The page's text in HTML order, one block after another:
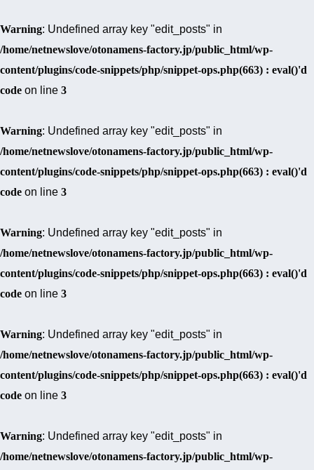
Warning: Undefined array key "edit_posts" in
/home/netnewslove/otonamens-factory.jp/public_html/wp-
content/plugins/code-snippets/php/snippet-ops.php(663) : eval()'d
code on line 3
Warning: Undefined array key "edit_posts" in
/home/netnewslove/otonamens-factory.jp/public_html/wp-
content/plugins/code-snippets/php/snippet-ops.php(663) : eval()'d
code on line 3
Warning: Undefined array key "edit_posts" in
/home/netnewslove/otonamens-factory.jp/public_html/wp-
content/plugins/code-snippets/php/snippet-ops.php(663) : eval()'d
code on line 3
Warning: Undefined array key "edit_posts" in
/home/netnewslove/otonamens-factory.jp/public_html/wp-
content/plugins/code-snippets/php/snippet-ops.php(663) : eval()'d
code on line 3
Warning: Undefined array key "edit_posts" in
/home/netnewslove/otonamens-factory.jp/public_html/wp-